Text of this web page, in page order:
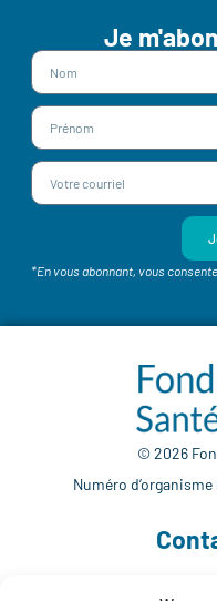
Je
*En vous abonnant, vous
© 2026
Numéro d’organisme